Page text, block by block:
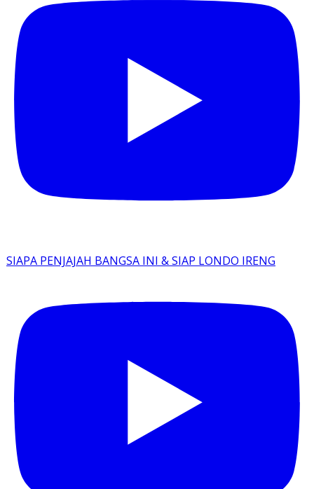
SIAPA PENJAJAH BANGSA INI & SIAP LONDO IRENG